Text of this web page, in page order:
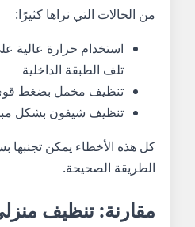
من الحالات التي نراها كثيرًا:
استخدام حرارة عالية
تلف الطبقة الداخلية
تنظيف مخمل بضغط
تنظيف شيفون بشكل
كل هذه الأخطاء يمكن تجنبها
الطريقة الصحيحة.